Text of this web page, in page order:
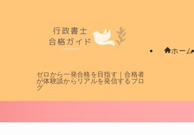
ゼロから一発合格を目指す｜合格者
が体験談からリアルを発信するブロ
グ
ホーム